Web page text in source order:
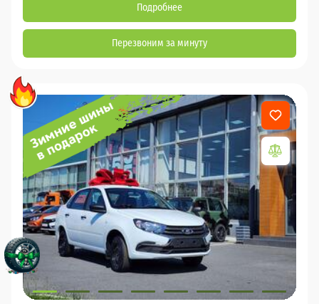
Подробнее
Перезвоним за минуту